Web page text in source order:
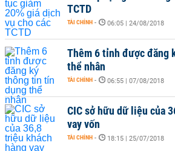
TCTD
TÀI CHÍNH - 06:05 | 24/08/2018
Thêm 6 tỉnh được đăng
thể nhân
TÀI CHÍNH - 06:55 | 07/08/2018
CIC sở hữu dữ liệu của
vay vốn
TÀI CHÍNH - 18:15 | 25/07/2018